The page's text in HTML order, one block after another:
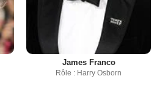
James Franco
Rôle : Harry Osborn